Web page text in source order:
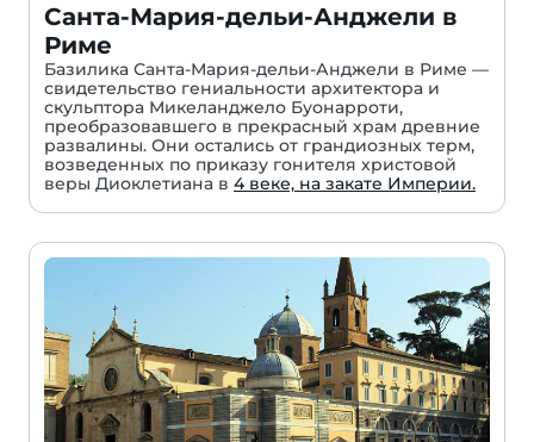
Санта-Мария-дельи-Анджели в
Риме
Базилика Санта-Мария-дельи-Анджели в Риме —
свидетельство гениальности архитектора и
скульптора Микеланджело Буонарроти,
преобразовавшего в прекрасный храм древние
развалины. Они остались от грандиозных терм,
возведенных по приказу гонителя христовой
веры Диоклетиана в 4 веке, на закате Империи.